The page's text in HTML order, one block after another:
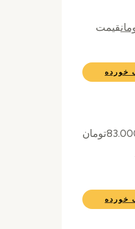
قیمت
خورده
قیمت اصلی 83.000تومان
خورده